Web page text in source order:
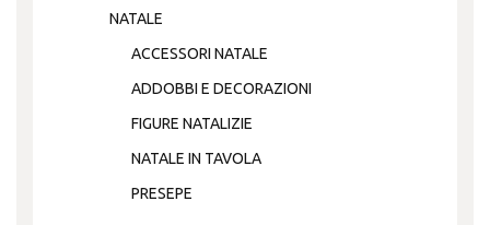
NATALE
ACCESSORI NATALE
ADDOBBI E DECORAZIONI
FIGURE NATALIZIE
NATALE IN TAVOLA
PRESEPE